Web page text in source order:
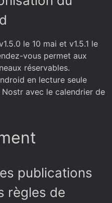
le 10 mai et v1.5.1 le
vous permet aux
réservables.
en lecture seule
avec le calendrier de
publications
règles de